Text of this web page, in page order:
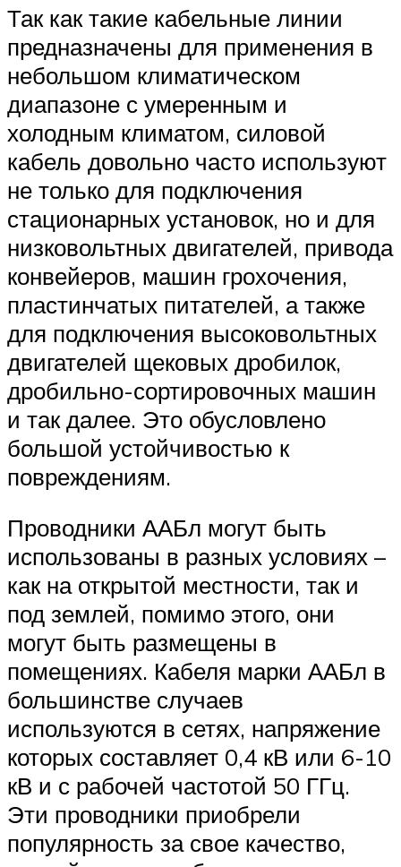
Так как такие кабельные линии
предназначены для применения в
небольшом климатическом
диапазоне с умеренным и
холодным климатом, силовой
кабель довольно часто используют
не только для подключения
стационарных установок, но и для
низковольтных двигателей, привода
конвейеров, машин грохочения,
пластинчатых питателей, а также
для подключения высоковольтных
двигателей щековых дробилок,
дробильно-сортировочных машин
и так далее. Это обусловлено
большой устойчивостью к
повреждениям.
Проводники ААБл могут быть
использованы в разных условиях –
как на открытой местности, так и
под землей, помимо этого, они
могут быть размещены в
помещениях. Кабеля марки ААБл в
большинстве случаев
используются в сетях, напряжение
которых составляет 0,4 кВ или 6-10
кВ и с рабочей частотой 50 ГГц.
Эти проводники приобрели
популярность за свое качество,